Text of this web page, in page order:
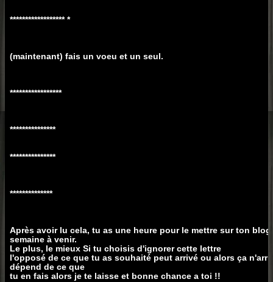
****************** *
(maintenant) fais un voeu et un seul.
*****************
***************
***************
**************
Après avoir lu cela, tu as une heure pour le mettre sur ton
semaine à venir.
Le plus, le mieux Si tu choisis d'ignorer cette lettre
l'opposé de ce que tu as souhaité peut arrivé ou alors ça
dépend de ce que
tu en fais alors je te laisse et bonne chance a toi !!